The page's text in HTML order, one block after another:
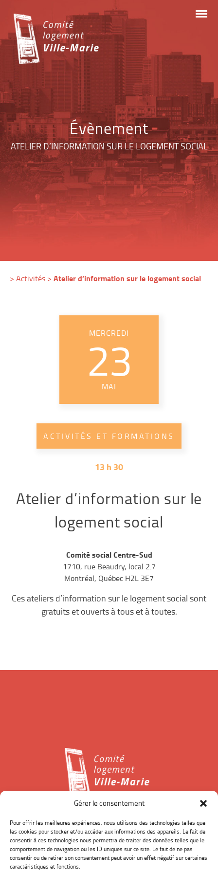
Gérer le consentement
Pour offrir les meilleures expériences, nous utilisons des technologies telles que
les cookies pour stocker et/ou accéder aux informations des appareils. Le fait de
consentir à ces technologies nous permettra de traiter des données telles que le
comportement de navigation ou les ID uniques sur ce site. Le fait de ne pas
consentir ou de retirer son consentement peut avoir un effet négatif sur certaines
caractéristiques et fonctions.
content
Évènement
ATELIER D’INFORMATION SUR LE LOGEMENT SOCIAL
>Activités >Atelier d’information sur le logement social
MERCREDI
23
MAI
ACTIVITÉS ET FORMATIONS
13 h 30
Atelier d’information sur le
logement social
Comité social Centre-Sud
1710, rue Beaudry, local 2.7
Montréal, Québec H2L 3E7
Ces ateliers d’information sur le logement social sont
gratuits et ouverts à tous et à toutes.
Le Comité logement Ville-Marie est un organisme à but
non-lucratif de défense des droits des locataires qui
intervient sur le territoire l’arrondissement de Ville-Marie,
dans le centre-ville de Montréal.